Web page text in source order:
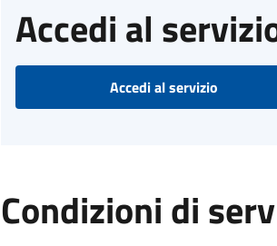
Accedi al
Accedi al servizio
Condizioni di